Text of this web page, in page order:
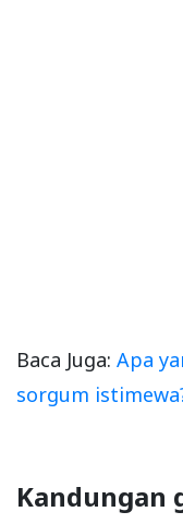
Baca Juga: Apa
sorgum
Kandungan